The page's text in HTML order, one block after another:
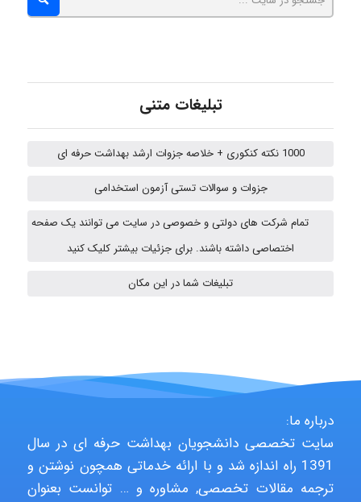
USER124
تبلیغات متنی
1000 نکته کنکوری + خلاصه جزوات ارشد بهداشت حرفه ای
جزوات و سوالات تستی آزمون استخدامی
تمام شرکت های دولتی و خصوصی در سایت می توانند یک صفحه
اختصاصی داشته باشند. برای جزئیات بیشتر کلیک کنید
تبلیغات شما در این مکان
درباره ما:
سایت تخصصی دانشجویان بهداشت حرفه ای در سال
1391 راه اندازه شد و با ارائه خدماتی همچون نوشتن و
ترجمه مقالات تخصصی, مشاوره و … توانست بعنوان